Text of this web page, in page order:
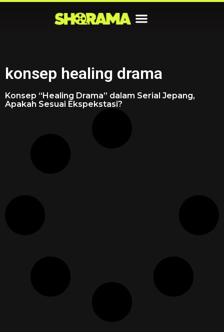
konsep healing drama
Konsep “Healing Drama” dalam Serial Jepang,
Apakah Sesuai Ekspekstasi?